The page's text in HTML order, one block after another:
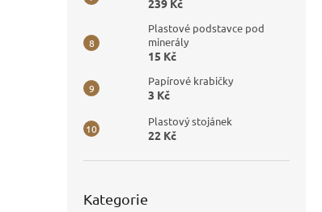
239 Kč
Plastové podstavce pod
minerály
15 Kč
Papírové krabičky
3 Kč
Plastový stojánek
22 Kč
kategorie
Kategorie